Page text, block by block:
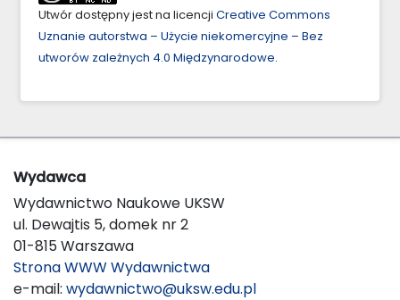
Utwór dostępny jest na licencji Creative Commons
Uznanie autorstwa – Użycie niekomercyjne – Bez
utworów zależnych 4.0 Międzynarodowe.
Wydawca
Wydawnictwo Naukowe UKSW
ul. Dewajtis 5, domek nr 2
01-815 Warszawa
Strona WWW Wydawnictwa
e-mail: wydawnictwo@uksw.edu.pl